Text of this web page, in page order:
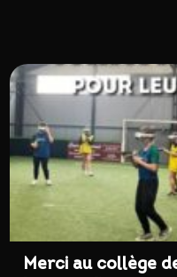
Merci au collège